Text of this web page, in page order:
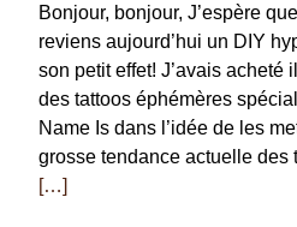
Bonjour, bonjour, J’espère
reviens aujourd’hui un DIY
son petit effet! J’avais acheté
des tattoos éphémères
Name Is dans l’idée de les
grosse tendance actuelle des
[…]